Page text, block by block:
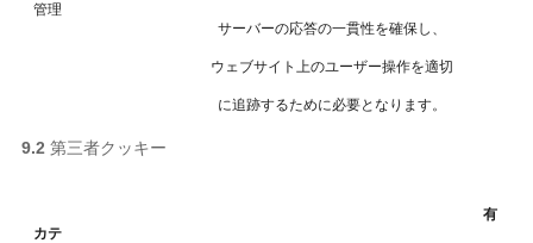
管理
サーバーの応答の一貫性を確保し、
ウェブサイト上のユーザー操作を適切
に追跡するために必要となります。
9.2 第三者クッキー
カテ
有